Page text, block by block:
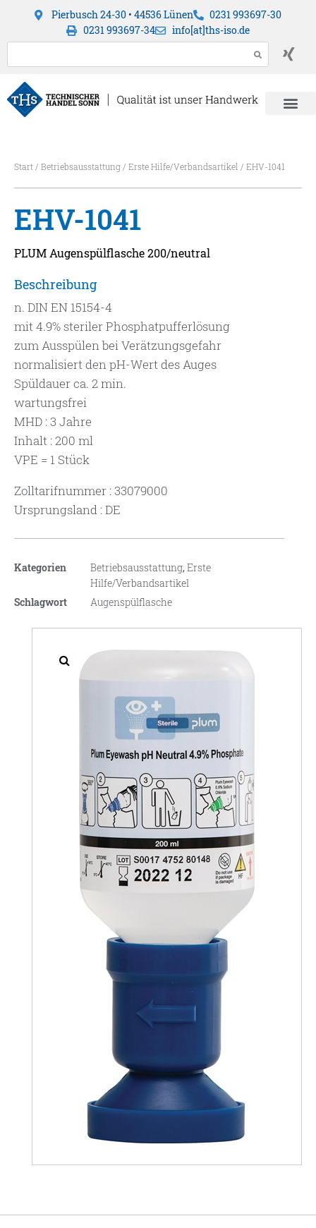
Pierbusch 24-30 • 44536 Lünen
0231 993697-30
0231 993697-34
info[at]ths-iso.de
Start/ Betriebsausstattung/ Erste Hilfe/Verbandsartikel / EHV-1041
EHV-1041
PLUM Augenspülflasche 200/neutral
Beschreibung
n. DIN EN 15154-4
mit 4.9% steriler Phosphatpufferlösung
zum Ausspülen bei Verätzungsgefahr
normalisiert den pH-Wert des Auges
Spüldauer ca. 2 min.
wartungsfrei
MHD : 3 Jahre
Inhalt : 200 ml
VPE = 1 Stück
Zolltarifnummer : 33079000
Ursprungsland : DE
Kategorien Betriebsausstattung,Erste
Hilfe/Verbandsartikel
Schlagwort
Augenspülflasche